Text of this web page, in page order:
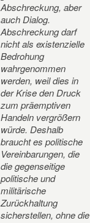
Abschreckung, aber
auch Dialog.
Abschreckung darf
nicht als existenzielle
Bedrohung
wahrgenommen
werden, weil dies in
der Krise den Druck
zum präemptiven
Handeln vergrößern
würde. Deshalb
braucht es politische
Vereinbarungen, die
die gegenseitige
politische und
militärische
Zurückhaltung
sicherstellen, ohne die